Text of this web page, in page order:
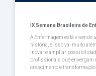
IX Semana Brasileira de
A Enfermagem está vivendo
história, e isso vai muito
inovar e ampliar
profissionais que enxergam
crescimento e transformação.